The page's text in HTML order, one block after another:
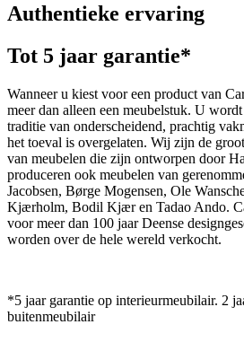
Authentieke ervaring
Tot 5 jaar garantie*
Wanneer u kiest voor een product van
meer dan alleen een meubelstuk. U
traditie van onderscheidend, prachtig
het toeval is overgelaten. Wij zijn de
van meubelen die zijn ontworpen door
produceren ook meubelen van
Jacobsen, Børge Mogensen, Ole
Kjærholm, Bodil Kjær en Tadao Ando.
voor meer dan 100 jaar Deense
worden over de hele wereld verkocht.
*5 jaar garantie op interieurmeubilair. 2
buitenmeubilair